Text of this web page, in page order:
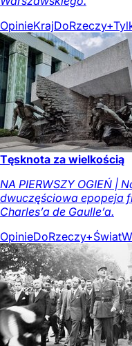
OpinieKrajDoRzeczy+
Tęsknota za wielkością
NA PIERWSZY OGIEŃ |
dwuczęściowa epopeja
Charles’a de Gaulle’a.
OpinieDoRzeczy+Świat